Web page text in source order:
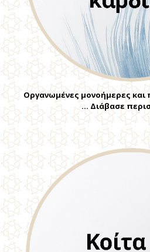
Οργανωμένες μονοήμερες
… Διάβασε